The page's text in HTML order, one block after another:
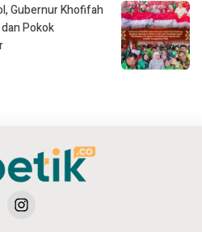
Gubernur Khofifah
Pokok